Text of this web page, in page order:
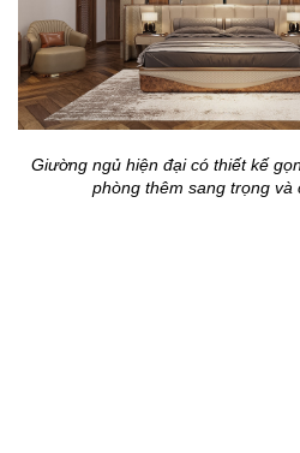
Giường ngủ hiện đại có thiết kế
phòng thêm sang trọng và